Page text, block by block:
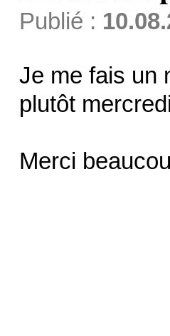
Publié :
Je me fais un
plutôt
Merci